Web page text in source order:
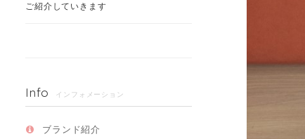
ご紹介していきます
Info インフォメーション
ブランド紹介